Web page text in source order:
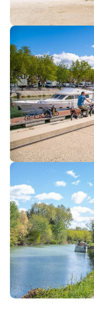
Vélo à Vallabrègues, ©